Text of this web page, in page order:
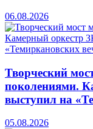
06.08.2026
Творческий
поколениями.
выступил на
05.08.2026